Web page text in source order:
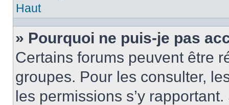
Haut
» Pourquoi ne puis-je pas
Certains forums peuvent être
groupes. Pour les consulter,
les permissions s’y